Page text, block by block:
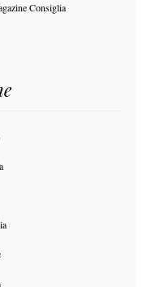
Consiglia